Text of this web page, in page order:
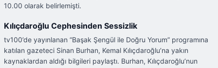
10.00 olarak belirlemişti.
Kılıçdaroğlu Cephesinden Sessizlik
tv100’de yayınlanan “Başak Şengül ile Doğru Yorum” programına
katılan gazeteci Sinan Burhan, Kemal Kılıçdaroğlu’na yakın
kaynaklardan aldığı bilgileri paylaştı. Burhan, Kılıçdaroğlu’nun